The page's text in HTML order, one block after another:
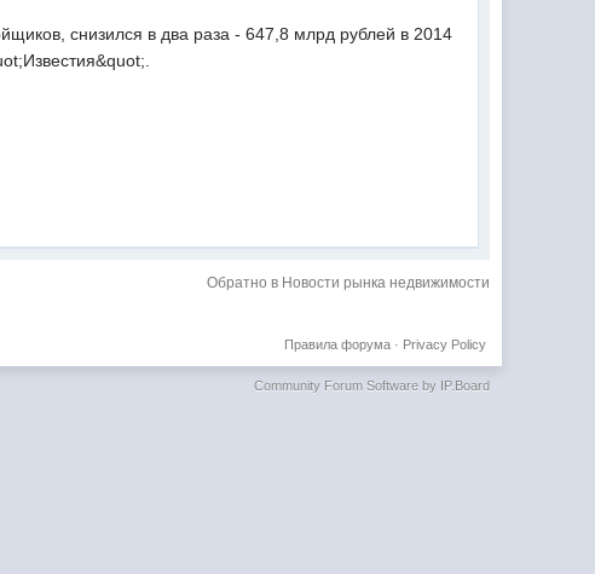
снизился в два раза - 647,8 млрд рублей в 2014
Обратно в Новости рынка недвижимости
Privacy Policy
Правила форума·
Community Forum Software by IP.Board